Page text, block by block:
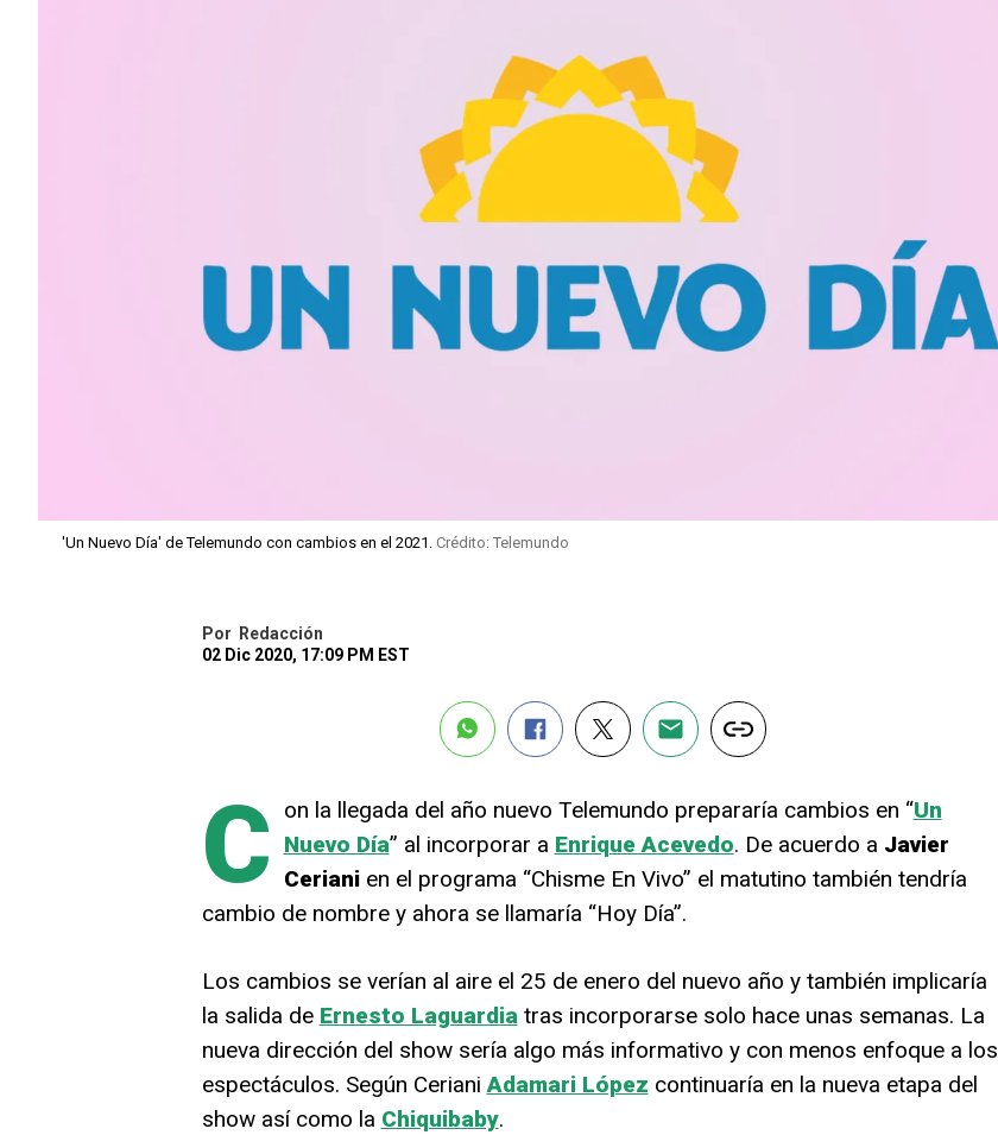
'Un Nuevo Día' de Telemundo con cambios en el 2021. Crédito: Telemundo
Por
Redacción
02 Dic 2020, 17:09 PM EST
C on la llegada del año nuevo Telemundo prepararía cambios en “Un
Nuevo Día” al incorporar a Enrique Acevedo. De acuerdo a Javier
Cerianien el programa “Chisme En Vivo” el matutino también tendría
cambio de nombre y ahora se llamaría “Hoy Día”.
Los cambios se verían al aire el 25 de enero del nuevo año y también implicaría
la salida de Ernesto Laguardiatras incorporarse solo hace unas semanas. La
nueva dirección del show sería algo más informativo y con menos enfoque a los
espectáculos. Según CerianiAdamari López continuaría en la nueva etapa del
show así como la Chiquibaby.